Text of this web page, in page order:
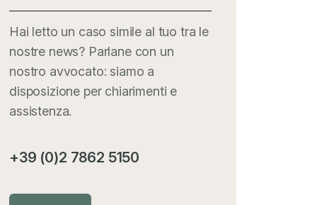
Hai letto un caso simile al tuo tra le
nostre news? Parlane con un
nostro avvocato: siamo a
disposizione per chiarimenti e
assistenza.
+39 (0)2 7862 5150